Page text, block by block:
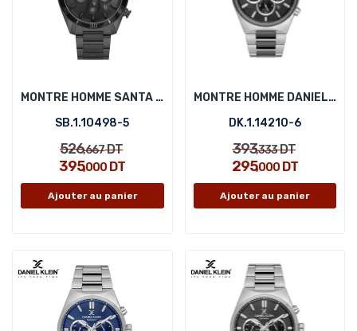
MONTRE HOMME SANTA BARBARA POLO SB.1.10498-5
SB.1.10498-5
526,667DT
395,000 DT
Ajouter au panier
MONTRE HOMME DANIEL KLEIN DK.1.14210-6
DK.1.14210-6
393,333DT
295,000DT
Ajouter au panier